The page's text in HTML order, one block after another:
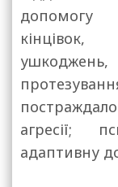
допомогу
кінцівок,
агресії;
адаптивну